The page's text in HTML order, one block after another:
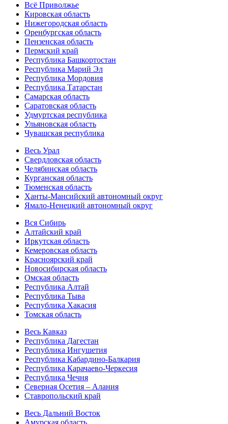
Всё Приволжье
Кировская область
Нижегородская область
Оренбургская область
Пензенская область
Пермский край
Республика Башкортостан
Республика Марий Эл
Республика Мордовия
Республика Татарстан
Самарская область
Саратовская область
Удмуртская республика
Ульяновская область
Чувашская республика
Весь Урал
Свердловская область
Челябинская область
Курганская область
Тюменская область
Ханты-Мансийский автономный округ
Ямало-Ненецкий автономный округ
Вся Сибирь
Алтайский край
Иркутская область
Кемеровская область
Красноярский край
Новосибирская область
Омская область
Республика Алтай
Республика Тыва
Республика Хакасия
Томская область
Весь Кавказ
Республика Дагестан
Республика Ингушетия
Республика Кабардино-Балкария
Республика Карачаево-Черкесия
Республика Чечня
Северная Осетия – Алания
Ставропольский край
Весь Дальний Восток
Амурская область